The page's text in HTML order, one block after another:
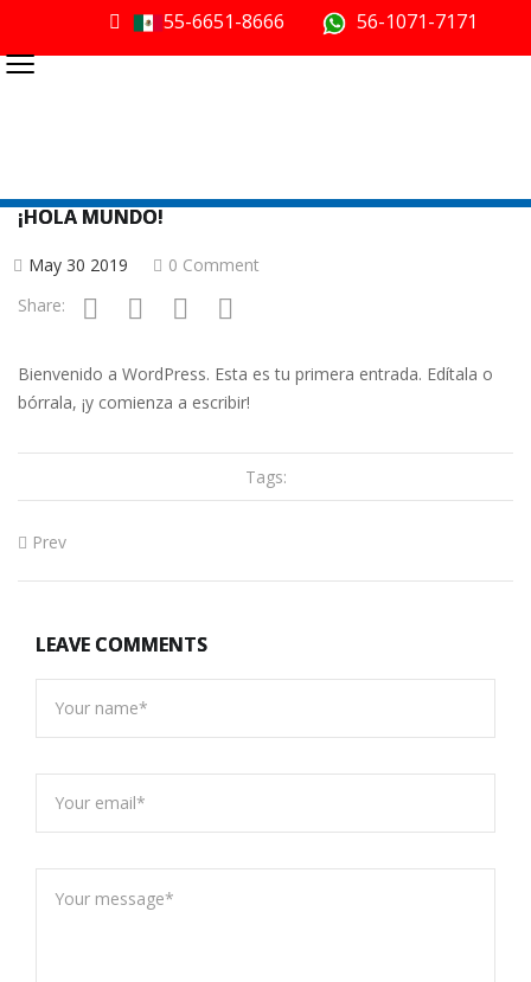
55-6651-8666 56-1071-7171
≡
¡HOLA MUNDO!
May 30 2019
0 Comment
Share:
Bienvenido a WordPress. Esta es tu primera entrada. Edítala o
bórrala, ¡y comienza a escribir!
Tags:
Prev
LEAVE COMMENTS